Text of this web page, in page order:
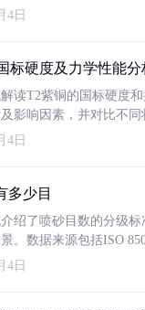
4日
标硬度及力学性能分
读T2紫铜的国标硬度
影响因素，并对比不
4日
多少目
绍了喷砂目数的分级
。数据来源包括ISO
4日